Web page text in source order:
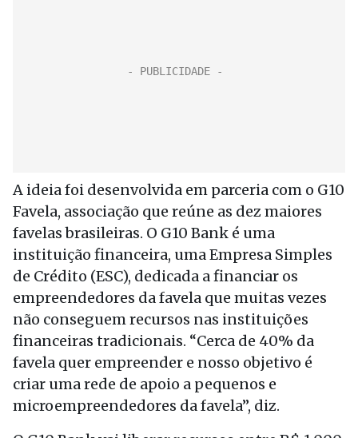
A ideia foi desenvolvida em parceria com o G10
Favela, associação que reúne as dez maiores
favelas brasileiras. O G10 Bank é uma
instituição financeira, uma Empresa Simples
de Crédito (ESC), dedicada a financiar os
empreendedores da favela que muitas vezes
não conseguem recursos nas instituições
financeiras tradicionais. “Cerca de 40% da
favela quer empreender e nosso objetivo é
criar uma rede de apoio a pequenos e
microempreendedores da favela”, diz.